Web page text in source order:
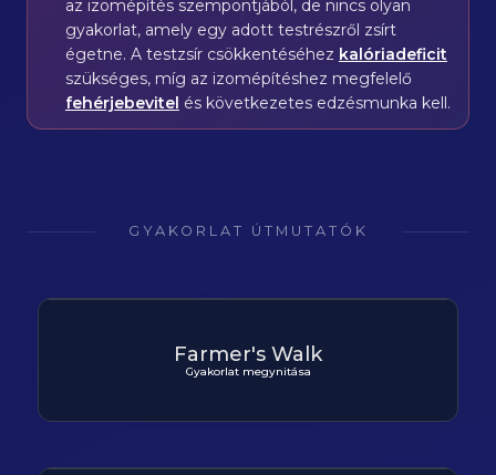
az izomépítés szempontjából, de nincs olyan
gyakorlat, amely egy adott testrészről zsírt
égetne. A testzsír csökkentéséhez kalóriadeficit
szükséges, míg az izomépítéshez megfelelő
fehérjebevitel és következetes edzésmunka kell.
GYAKORLAT ÚTMUTATÓK
Farmer's Walk
Gyakorlat megynitása